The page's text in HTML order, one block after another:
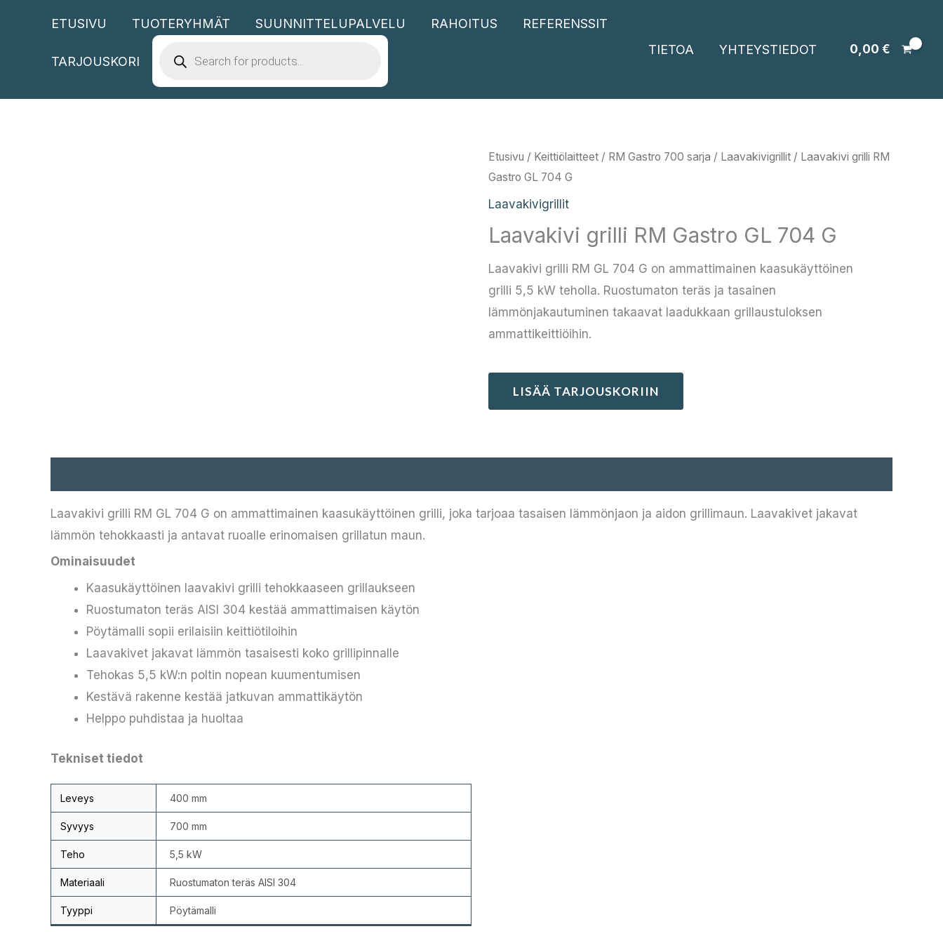
ETUSIVU TUOTERYHMÄT SUUNNITTELUPALVELU RAHOITUS REFERENSSIT
TARJOUSKORI
SEARCH
TIETOA YHTEYSTIEDOT 0,00 €
Etusivu / Keittiölaitteet / RM Gastro 700 sarja / Laavakivigrillit / Laavakivi grilli RM
Gastro GL 704 G
Laavakivigrillit
Laavakivi grilli RM Gastro GL 704 G
Laavakivi grilli RM GL 704 G on ammattimainen kaasukäyttöinen
grilli 5,5 kW teholla. Ruostumaton teräs ja tasainen
lämmönjakautuminen takaavat laadukkaan grillaustuloksen
ammattikeittiöihin.
LISÄÄ TARJOUSKORIIN
Laavakivi grilli RM GL 704 G on ammattimainen kaasukäyttöinen grilli, joka tarjoaa tasaisen lämmönjaon ja aidon grillimaun. Laavakivet jakavat
lämmön tehokkaasti ja antavat ruoalle erinomaisen grillatun maun.
Ominaisuudet
Kaasukäyttöinen laavakivi grilli tehokkaaseen grillaukseen
Ruostumaton teräs AISI 304 kestää ammattimaisen käytön
Pöytämalli sopii erilaisiin keittiötiloihin
Laavakivet jakavat lämmön tasaisesti koko grillipinnalle
Tehokas 5,5 kW:n poltin nopean kuumentumisen
Kestävä rakenne kestää jatkuvan ammattikäytön
Helppo puhdistaa ja huoltaa
Tekniset tiedot
Leveys 400 mm
Syvyys 700 mm
Teho 5,5 kW
Materiaali Ruostumaton teräs AISI 304
Tyyppi Pöytämalli